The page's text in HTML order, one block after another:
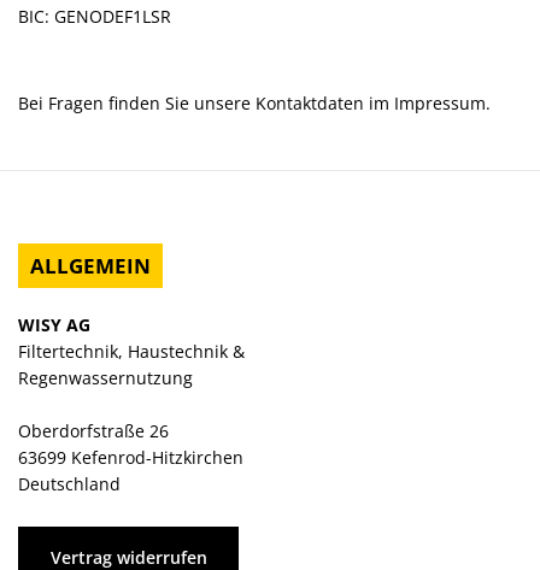
BIC: GENODEF1LSR
Bei Fragen finden Sie unsere Kontaktdaten im Impressum.
ALLGEMEIN
WISY AG
Filtertechnik, Haustechnik &
Regenwassernutzung
Oberdorfstraße 26
63699 Kefenrod-Hitzkirchen
Deutschland
Vertrag widerrufen